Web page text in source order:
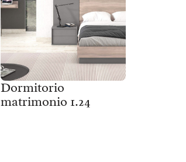
Dormitorio
matrimonio 1.24